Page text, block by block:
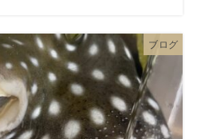
ブログ